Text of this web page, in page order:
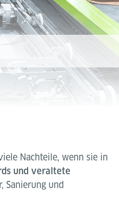
Nachteile, wenn sie in
und veraltete
Sanierung und